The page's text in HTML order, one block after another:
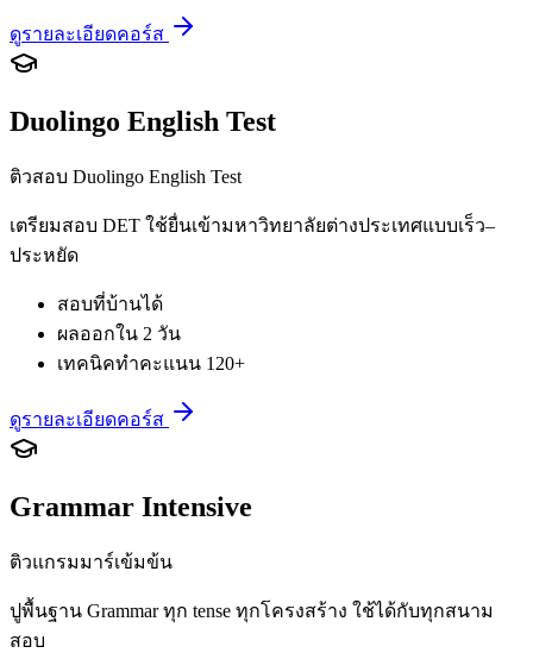
ดูรายละเอียดคอร์ส
Duolingo English Test
ติวสอบ Duolingo English Test
เตรียมสอบ DET ใช้ยื่นเข้ามหาวิทยาลัยต่างประเทศแบบเร็ว–
ประหยัด
สอบที่บ้านได้
ผลออกใน 2 วัน
เทคนิคทำคะแนน 120+
ดูรายละเอียดคอร์ส
Grammar Intensive
ติวแกรมมาร์เข้มข้น
ปูพื้นฐาน Grammar ทุก tense ทุกโครงสร้าง ใช้ได้กับทุกสนาม
สอบ